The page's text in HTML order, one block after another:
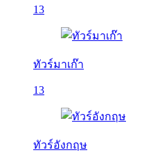
13
ทัวร์มาเก๊า
13
ทัวร์อังกฤษ